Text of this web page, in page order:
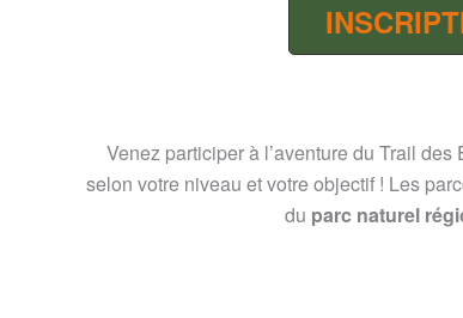
Venez participer à l’aventure du Trail
selon votre niveau et votre objectif ! Les
du parc naturel